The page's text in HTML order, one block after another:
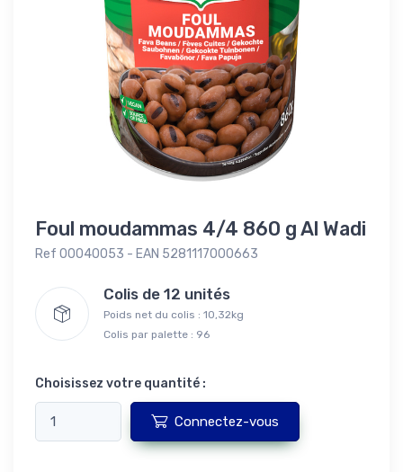
Foul moudammas 4/4 860 g Al Wadi
Ref 00040053 - EAN 5281117000663
Colis de 12 unités
Poids net du colis : 10,32kg
Colis par palette : 96
Choisissez votre quantité :
Connectez-vous